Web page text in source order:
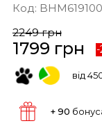
Код:
2249 грн
1799 грн -
від
+ 90